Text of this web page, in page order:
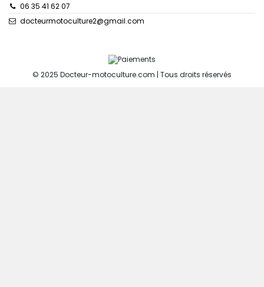
06 35 41 62 07
docteurmotoculture2@gmail.com
© 2025 Docteur-motoculture.com | Tous droits réservés